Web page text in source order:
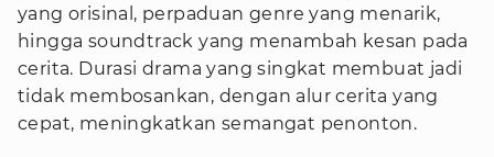
yang orisinal, perpaduan genre yang menarik,
hingga soundtrack yang menambah kesan pada
cerita. Durasi drama yang singkat membuat jadi
tidak membosankan, dengan alur cerita yang
cepat, meningkatkan semangat penonton.